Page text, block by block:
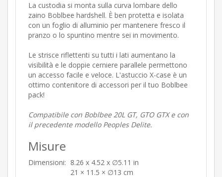
La custodia si monta sulla curva lombare dello
zaino Boblbee hardshell. È ben protetta e isolata
con un foglio di alluminio per mantenere fresco il
pranzo o lo spuntino mentre sei in movimento.
Le strisce riflettenti su tutti i lati aumentano la
visibilità e le doppie cerniere parallele permettono
un accesso facile e veloce. L'astuccio X-case è un
ottimo contenitore di accessori per il tuo Boblbee
pack!
Compatibile con Boblbee 20L GT, GTO GTX e con
il precedente modello Peoples Delite.
Misure
Dimensioni: 8.26 x 4.52 x ∅5.11 in
21 × 11.5 × ∅13 cm